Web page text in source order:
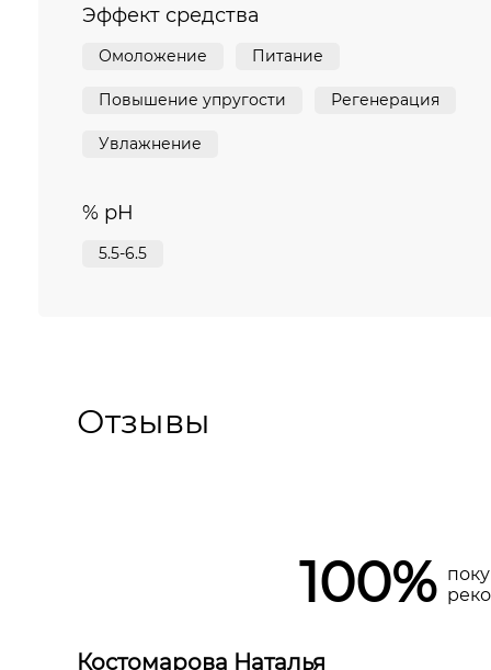
Эффект средства
Омоложение Питание
Повышение упругости Регенерация
Увлажнение
% pH
5.5-6.5
Отзывы
100%
Костомарова Наталья